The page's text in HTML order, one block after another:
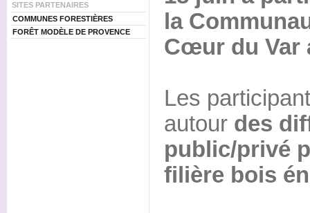
SITES PARTENAIRES
COMMUNES FORESTIÈRES
FORÊT MODÈLE DE PROVENCE
la
Cœur du Var
Les
autour des
public/privé
filière bois